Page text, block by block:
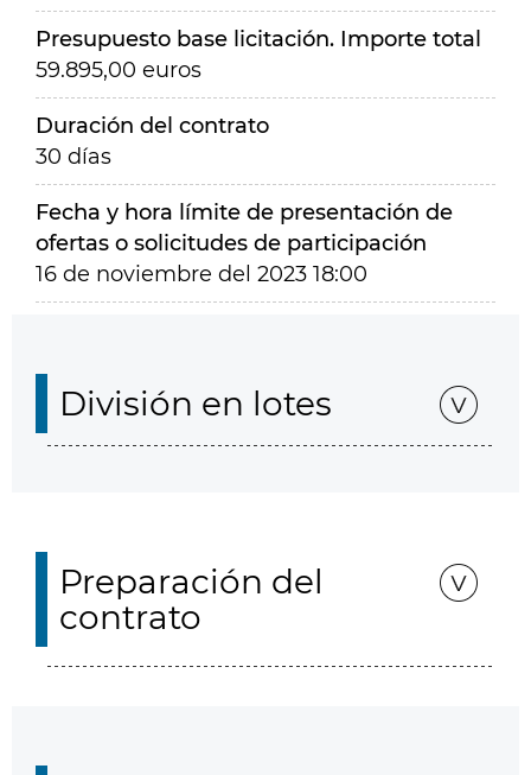
Presupuesto base licitación. Importe total
59.895,00 euros
Duración del contrato
30 días
Fecha y hora límite de presentación de
ofertas o solicitudes de participación
16 de noviembre del 2023 18:00
División en lotes
Preparación del
contrato